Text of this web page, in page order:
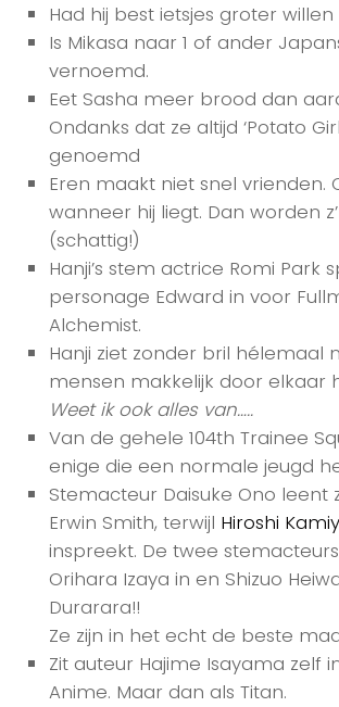
Had hij best ietsjes groter willen
Is Mikasa naar 1 of ander
vernoemd.
Eet Sasha meer brood dan
Ondanks dat ze altijd ‘Potato
genoemd
Eren maakt niet snel vrienden.
wanneer hij liegt. Dan worden
(schattig!)
Hanji’s stem actrice Romi Park
personage Edward in voor
Alchemist.
Hanji ziet zonder bril hélemaal
mensen makkelijk door elkaar
Weet ik ook alles van…..
Van de gehele 104th Trainee
enige die een normale jeugd
Stemacteur Daisuke Ono leent
Erwin Smith, terwijl Hiroshi
inspreekt. De twee
Orihara Izaya in en Shizuo
Durarara!!
Ze zijn in het echt de beste
Zit auteur Hajime Isayama zelf
Anime. Maar dan als Titan.